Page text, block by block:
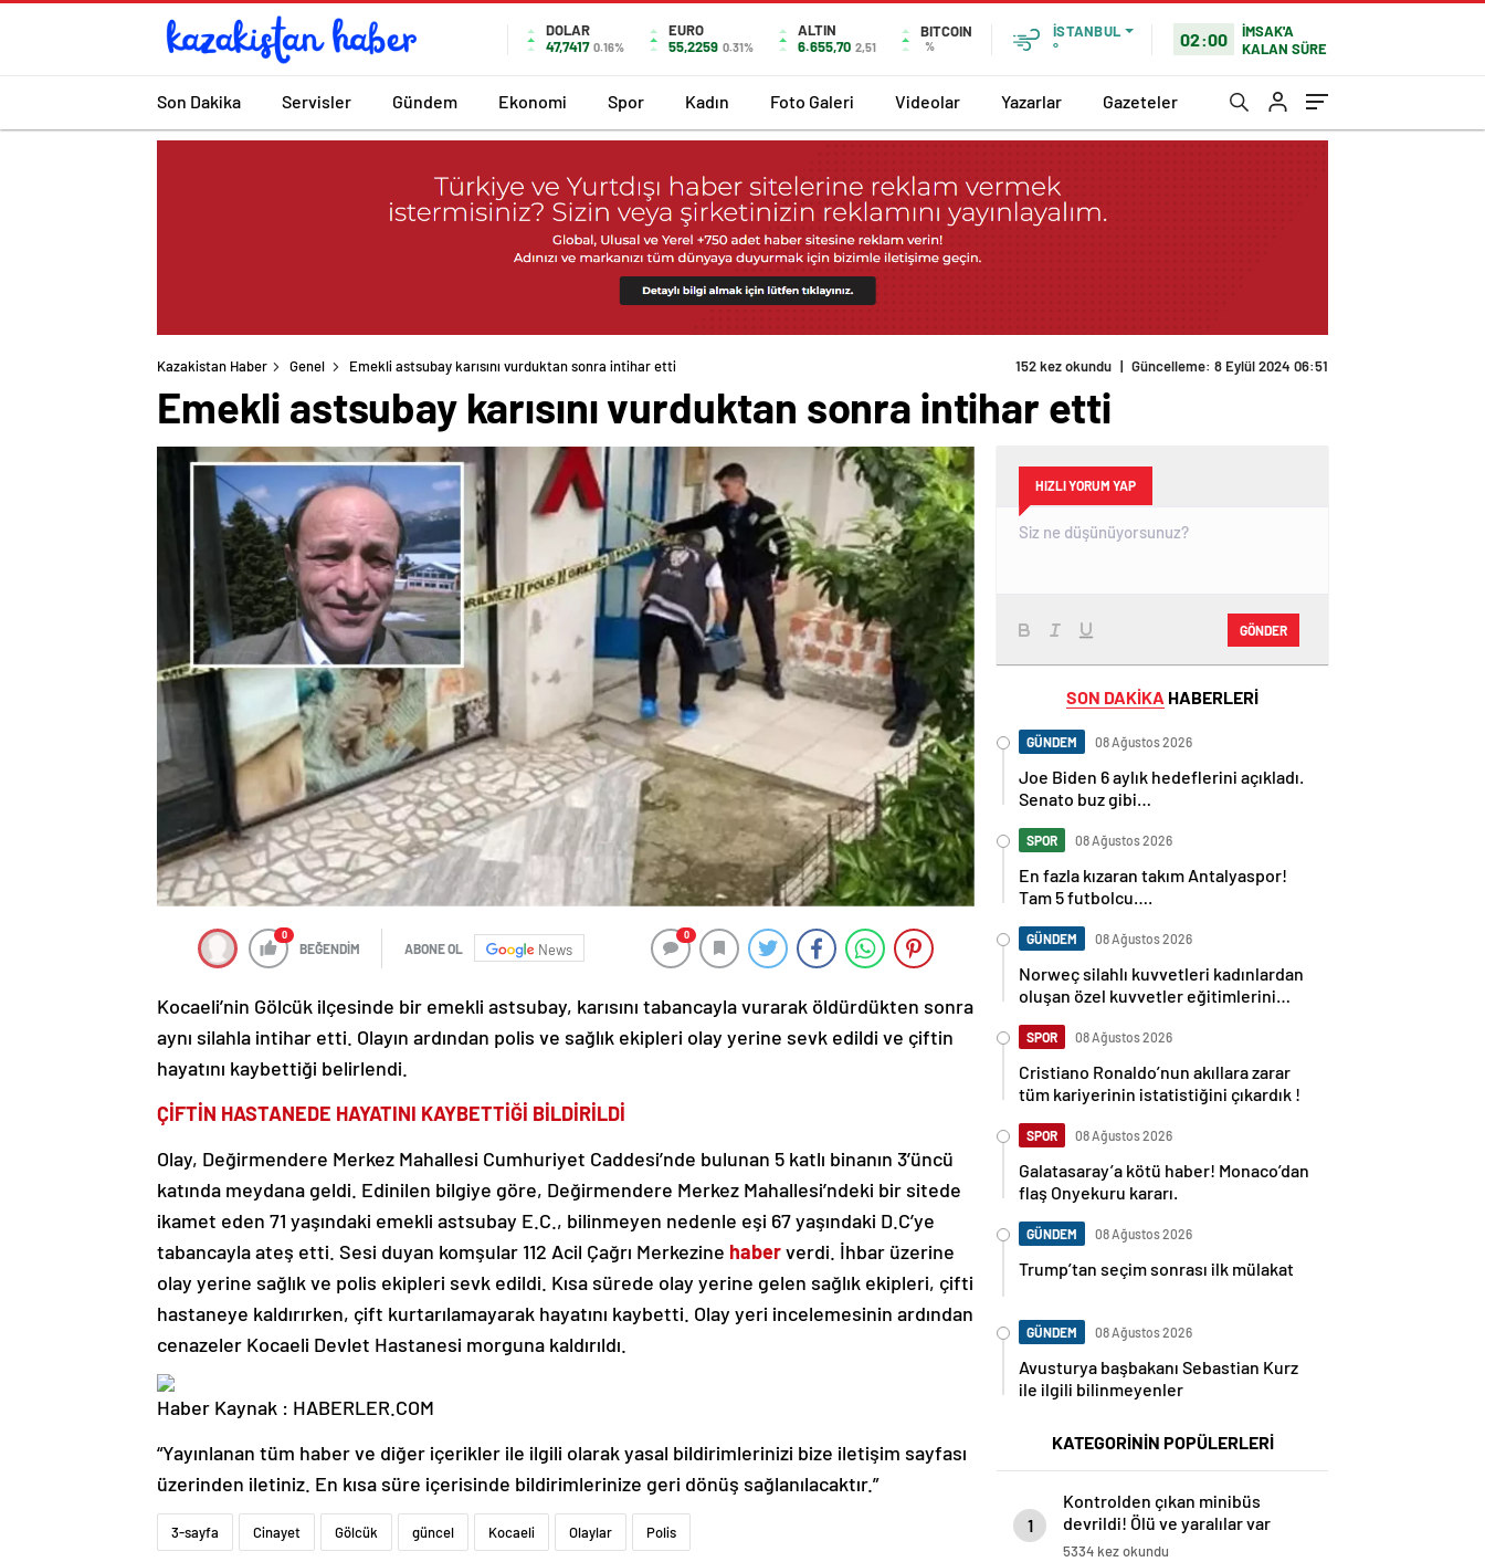
DOLAR
47,7417 0.16%
EURO
55,2259 0.31%
ALTIN
6.655,70 2,51
BITCOIN
%
İSTANBUL
°
02:00
İMSAK'A
KALAN SÜRE
Son Dakika Servisler Gündem Ekonomi Spor Kadın Foto Galeri Videolar Yazarlar Gazeteler
Kazakistan Haber Genel Emekli astsubay karısını vurduktan sonra intihar etti 152 kez okundu | Güncelleme: 8 Eylül 2024 06:51
Emekli astsubay karısını vurduktan sonra intihar etti
0
BEĞENDİM ABONE OL News
0
Kocaeli’nin Gölcük ilçesinde bir emekli astsubay, karısını tabancayla vurarak öldürdükten sonra
aynı silahla intihar etti. Olayın ardından polis ve sağlık ekipleri olay yerine sevk edildi ve çiftin
hayatını kaybettiği belirlendi.
ÇİFTİN HASTANEDE HAYATINI KAYBETTİĞİ BİLDİRİLDİ
Olay, Değirmendere Merkez Mahallesi Cumhuriyet Caddesi’nde bulunan 5 katlı binanın 3’üncü
katında meydana geldi. Edinilen bilgiye göre, Değirmendere Merkez Mahallesi’ndeki bir sitede
ikamet eden 71 yaşındaki emekli astsubay E.C., bilinmeyen nedenle eşi 67 yaşındaki D.C’ye
tabancayla ateş etti. Sesi duyan komşular 112 Acil Çağrı Merkezine haberverdi. İhbar üzerine
olay yerine sağlık ve polis ekipleri sevk edildi. Kısa sürede olay yerine gelen sağlık ekipleri, çifti
hastaneye kaldırırken, çift kurtarılamayarak hayatını kaybetti. Olay yeri incelemesinin ardından
cenazeler Kocaeli Devlet Hastanesi morguna kaldırıldı.
Haber Kaynak : HABERLER.COM
“Yayınlanan tüm haber ve diğer içerikler ile ilgili olarak yasal bildirimlerinizi bize iletişim sayfası
üzerinden iletiniz. En kısa süre içerisinde bildirimlerinize geri dönüş sağlanılacaktır.”
3-sayfa Cinayet Gölcük güncel Kocaeli Olaylar Polis
HIZLI YORUM YAP
GÖNDER
SON DAKİKA HABERLERİ
GÜNDEM 08 Ağustos 2026
Joe Biden 6 aylık hedeflerini açıkladı.
Senato buz gibi…
SPOR 08 Ağustos 2026
En fazla kızaran takım Antalyaspor!
Tam 5 futbolcu….
GÜNDEM 08 Ağustos 2026
Norweç silahlı kuvvetleri kadınlardan
oluşan özel kuvvetler eğitimlerini
SPOR 08 Ağustos 2026
Cristiano Ronaldo’nun akıllara zarar
tüm kariyerinin istatistiğini çıkardık !
SPOR 08 Ağustos 2026
Galatasaray’a kötü haber! Monaco’dan
flaş Onyekuru kararı.
GÜNDEM 08 Ağustos 2026
Trump’tan seçim sonrası ilk mülakat
GÜNDEM 08 Ağustos 2026
Avusturya başbakanı Sebastian Kurz
ile ilgili bilinmeyenler
KATEGORİNİN POPÜLERLERİ
1
Kontrolden çıkan minibüs
devrildi! Ölü ve yaralılar var
5334 kez okundu